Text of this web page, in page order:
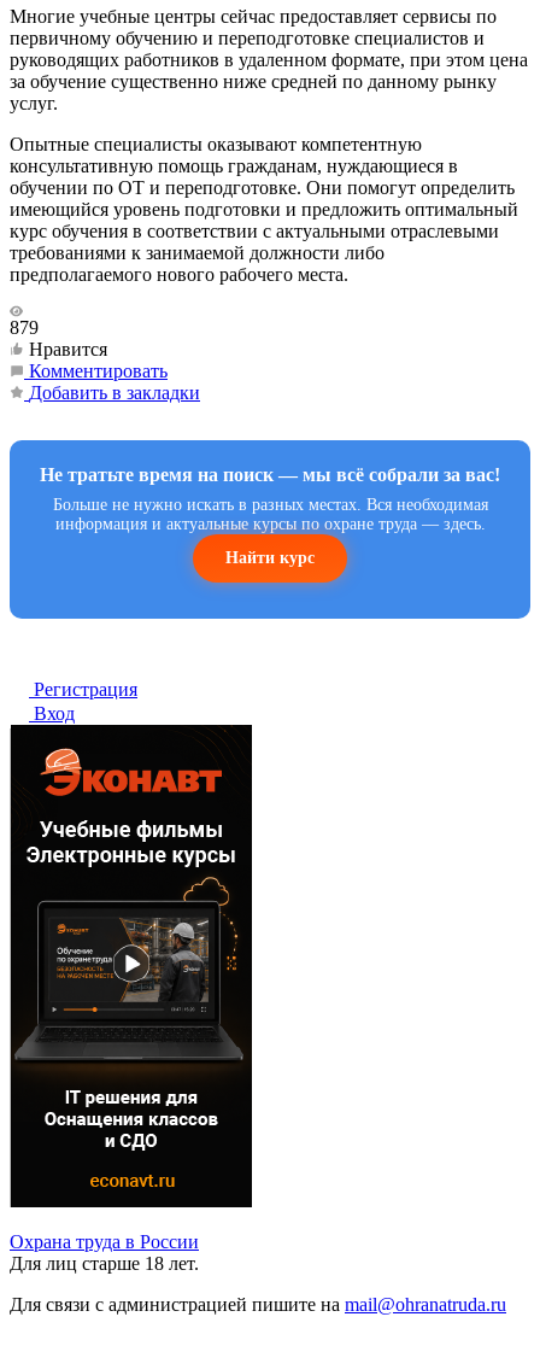
Многие учебные центры сейчас предоставляет сервисы по
первичному обучению и переподготовке специалистов и
руководящих работников в удаленном формате, при этом цена
за обучение существенно ниже средней по данному рынку
услуг.
Опытные специалисты оказывают компетентную
консультативную помощь гражданам, нуждающиеся в
обучении по ОТ и переподготовке. Они помогут определить
имеющийся уровень подготовки и предложить оптимальный
курс обучения в соответствии с актуальными отраслевыми
требованиями к занимаемой должности либо
предполагаемого нового рабочего места.
879
Нравится
Комментировать
Добавить в закладки
Не тратьте время на поиск — мы всё собрали за вас!
Больше не нужно искать в разных местах. Вся необходимая
информация и актуальные курсы по охране труда — здесь.
Найти курс
Регистрация
Вход
Охрана труда в России
Для лиц старше 18 лет.
Для связи с администрацией пишите на mail@ohranatruda.ru